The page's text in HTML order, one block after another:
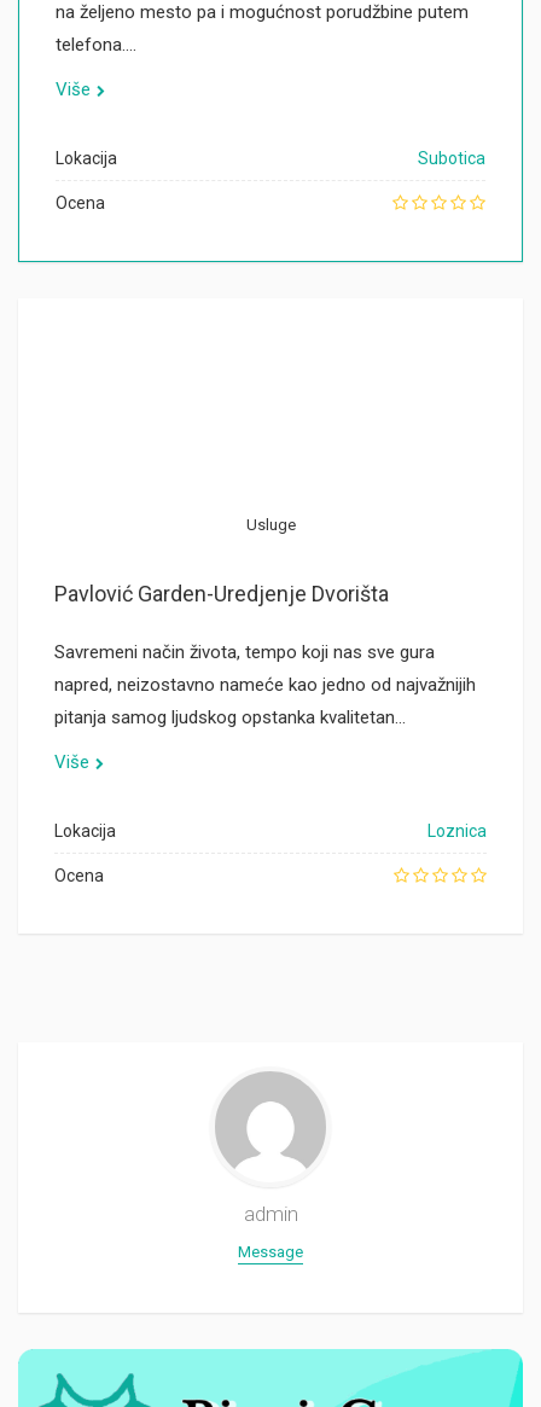
na željeno mesto pa i mogućnost porudžbine putem
telefona.…
Više
Lokacija Subotica
Ocena
Usluge
Pavlović Garden-Uredjenje Dvorišta
Savremeni način života, tempo koji nas sve gura
napred, neizostavno nameće kao jedno od najvažnijih
pitanja samog ljudskog opstanka kvalitetan…
Više
Lokacija Loznica
Ocena
admin
Message